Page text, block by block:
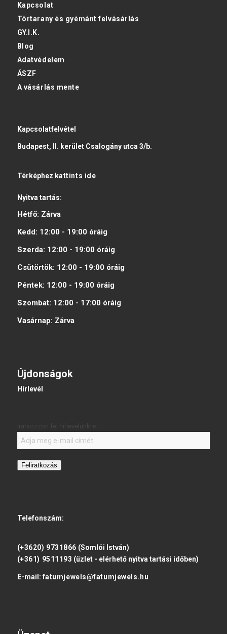
Kapcsolat
Törtarany és gyémánt felvásárlás
GY.I.K.
Blog
Adatvédelem
ÁSZF
A vásárlás mente
Kapcsolatfelvétel
Budapest, II. kerület Csalogány utca 3/b.
Térképhez kattints ide
Nyitva tartás:
Hétfő: Zárva
Kedd: 12:00 - 19:00 óráig
Szerda: 12:00 - 19:00 óráig
Csütörtök: 12:00 - 19:00 óráig
Péntek: 12:00 - 19:00 óráig
Szombat: 12:00 - 17:00 óráig
Vasárnap: Zárva
Újdonságok
Hírlevél
Feliratkozás
Telefonszám:
(+3620) 9731866 (Somlói István)
(+361) 9511193 (üzlet - elérhető nyitva tartási időben)
E-mail: fatumjewels@fatumjewels.hu